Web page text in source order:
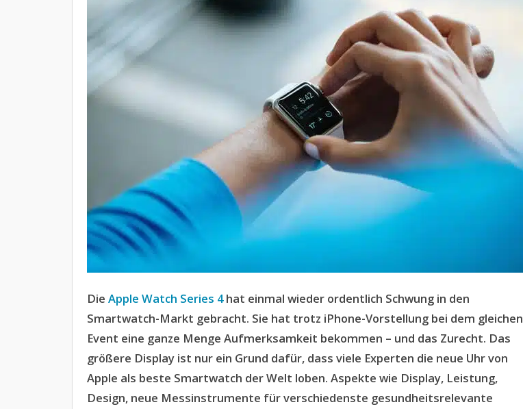
Die Apple Watch Series 4hat einmal wieder ordentlich Schwung in den
Smartwatch-Markt gebracht. Sie hat trotz iPhone-Vorstellung bei dem gleichen
Event eine ganze Menge Aufmerksamkeit bekommen – und das Zurecht. Das
größere Display ist nur ein Grund dafür, dass viele Experten die neue Uhr von
Apple als beste Smartwatch der Welt loben. Aspekte wie Display, Leistung,
Design, neue Messinstrumente für verschiedenste gesundheitsrelevante